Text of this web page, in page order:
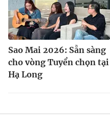
Sao Mai 2026: Sẵn sàng
cho vòng Tuyển chọn tại
Hạ Long